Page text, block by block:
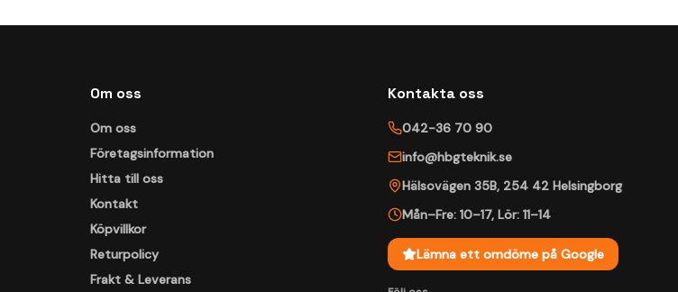
Om oss
Om oss
Företagsinformation
Hitta till oss
Kontakt
Köpvillkor
Returpolicy
Frakt & Leverans
Kontakta oss
042-36 70 90
info@hbgteknik.se
Hälsovägen 35B, 254 42 Helsingborg
Mån–Fre: 10–17, Lör: 11–14
Lämna ett omdöme på Google